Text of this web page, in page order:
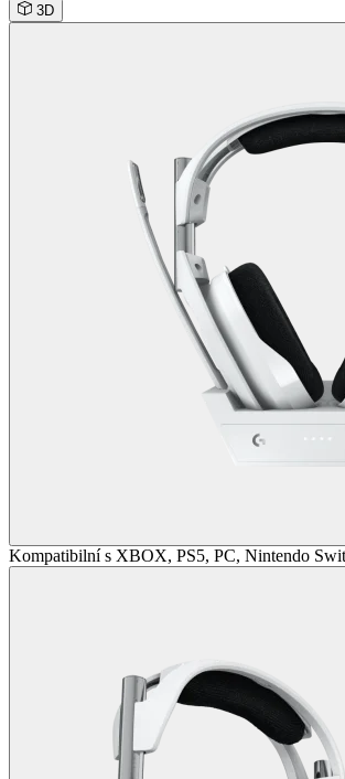
3D
Kompatibilní s XBOX, PS5, PC, Nintendo